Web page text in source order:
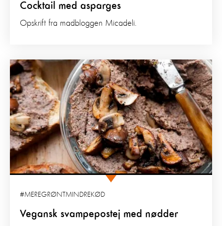
Cocktail med asparges
Opskrift fra madbloggen Micadeli.
Vegansk svampepostej med nødder
#MEREGRØNTMINDREKØD